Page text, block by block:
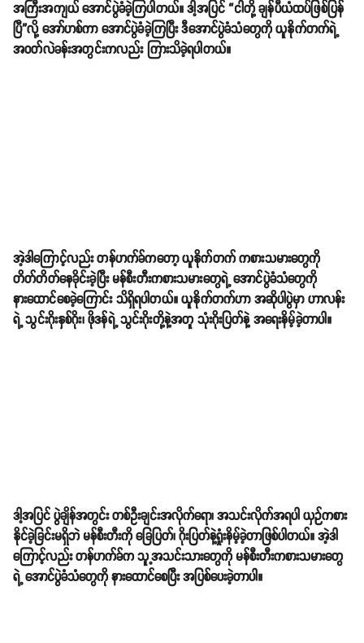
အကြီးအကျယ် အောင်ပွဲခံခဲ့ကြပါတယ်။ ဒါ့အပြင် “ငါတို့ ချန်ပီယံထပ်ဖြစ်ပြန်
ပြီ”​လို့ အော်ဟစ်ကာ အောင်ပွဲခံခဲ့ကြပြီး ဒီအောင်ပွဲခံသံတွေကို ယူနိုက်တက်ရဲ့
အဝတ်လဲခန်းအတွင်းကလည်း ကြားသိခဲ့ရပါတယ်။
အဲ့ဒါကြောင့်လည်း တန်ဟက်ခ်ကတော့ ယူနိုက်တက် ကစားသမားတွေကို
တိတ်တိတ်နေခိုင်းခဲ့ပြီး မန်စီးတီးကစားသမားတွေရဲ့ အောင်ပွဲခံသံတွေကို
နားထောင်စေခဲ့ကြောင်း သိရှိရပါတယ်။ ယူနိုက်တက်ဟာ အဆိုပါပွဲမှာ ဟာလန်း
ရဲ့ သွင်းဂိုးနှစ်ဂိုး၊ ဖိုဒန်ရဲ့ သွင်းဂိုးတို့နဲ့အတူ သုံးဂိုးပြတ်နဲ့ အရေးနိမ့်ခဲ့တာပါ။
ဒါ့အပြင် ပွဲချိန်အတွင်း တစ်ဦးချင်းအလိုက်ရော၊ အသင်းလိုက်အရပါ ယှဉ်ကစား
နိုင်ခဲ့ခြင်းမရှိဘဲ မန်စီးတီးကို ခြေပြတ်၊ ဂိုးပြတ်နဲ့ရှုံးနိမ့်ခဲ့တာဖြစ်ပါတယ်။ အဲ့ဒါ
ကြောင့်လည်း တန်ဟက်ခ်က သူ့အသင်းသားတွေကို မန်စီးတီးကစားသမားတွေ
ရဲ့ အောင်ပွဲခံသံတွေကို နားထောင်စေပြီး အပြစ်ပေးခဲ့တာပါ။